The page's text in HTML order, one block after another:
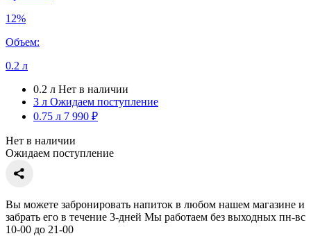
12%
Объем:
0.2 л
0.2 л Нет в наличии
3 л Ожидаем поступление
0.75 л 7 990 ₽
Нет в наличии
Ожидаем поступление
Вы можете забронировать напиток в любом нашем магазине и
забрать его в течение 3-дней Мы работаем без выходных пн-вс
10-00 до 21-00